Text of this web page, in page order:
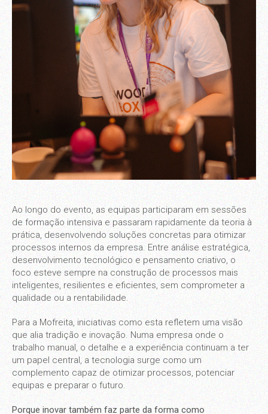
Ao longo do evento, as equipas participaram em sessões
de formação intensiva e passaram rapidamente da teoria à
prática, desenvolvendo soluções concretas para otimizar
processos internos da empresa. Entre análise estratégica,
desenvolvimento tecnológico e pensamento criativo, o
foco esteve sempre na construção de processos mais
inteligentes, resilientes e eficientes, sem comprometer a
qualidade ou a rentabilidade.
Para a Mofreita, iniciativas como esta refletem uma visão
que alia tradição e inovação. Numa empresa onde o
trabalho manual, o detalhe e a experiência continuam a ter
um papel central, a tecnologia surge como um
complemento capaz de otimizar processos, potenciar
equipas e preparar o futuro.
Porque inovar também faz parte da forma como